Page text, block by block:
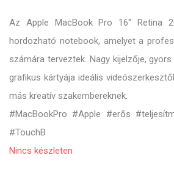
Az Apple MacBook Pro 16" Retina
hordozható notebook, amelyet a
számára terveztek. Nagy kijelzője,
grafikus kártyája ideális
más kreatív szakembereknek.
#MacBookPro #Apple #erős
#TouchB
Nincs készleten